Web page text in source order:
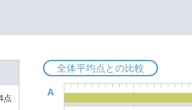
点
全体平均点との比較
A